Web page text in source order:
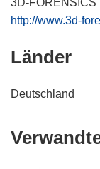
http://www.3d-
Länder
Deutschland